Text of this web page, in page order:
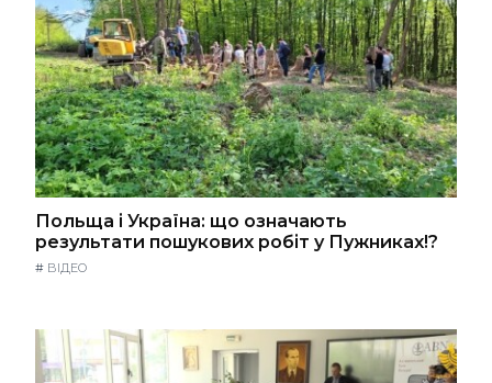
Польща і Україна: що означають
результати пошукових робіт у Пужниках!?
# ВІДЕО